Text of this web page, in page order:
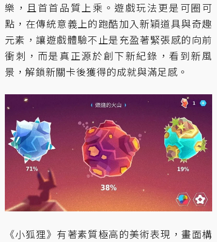
樂，且首首品質上乘。遊戲玩法更是可圈可
點，在傳統意義上的跑酷加入新穎道具與奇趣
元素，讓遊戲體驗不止是充盈著緊張感的向前
衝刺，而是真正源於創下新紀錄，看到新風
景，解鎖新關卡後獲得的成就與滿足感。
《小狐狸》有著素質極高的美術表現，畫面構